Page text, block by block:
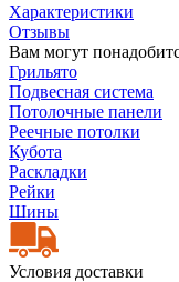
Характеристики
Отзывы
Вам могут
Грильято
Подвесная система
Потолочные панели
Реечные потолки
Кубота
Раскладки
Рейки
Шины
Условия доставки